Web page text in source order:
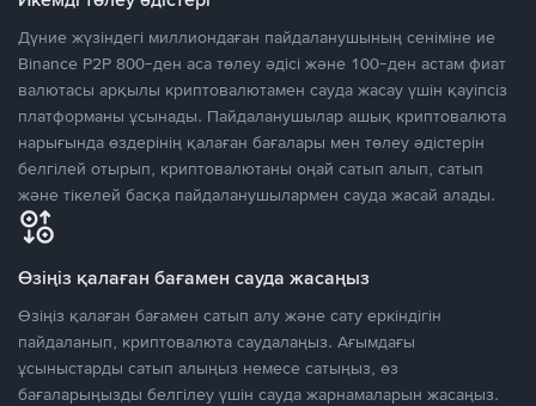
Дүние жүзіндегі миллиондаған пайдаланушының сеніміне ие
Binance P2P 800-ден аса төлеу әдісі және 100-ден астам фиат
валютасы арқылы криптовалютамен сауда жасау үшін қауіпсіз
платформаны ұсынады. Пайдаланушылар ашық криптовалюта
нарығында өздерінің қалаған бағалары мен төлеу әдістерін
белгілей отырып, криптовалютаны оңай сатып алып, сатып
және тікелей басқа пайдаланушылармен сауда жасай алады.
Өзіңіз қалаған бағамен сауда жасаңыз
Өзіңіз қалаған бағамен сатып алу және сату еркіндігін
пайдаланып, криптовалюта саудалаңыз. Ағымдағы
ұсыныстарды сатып алыңыз немесе сатыңыз, өз
бағаларыңызды белгілеу үшін сауда жарнамаларын жасаңыз.